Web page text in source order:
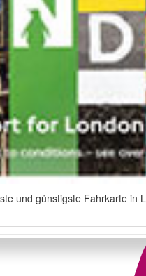
und günstigste Fahrkarte